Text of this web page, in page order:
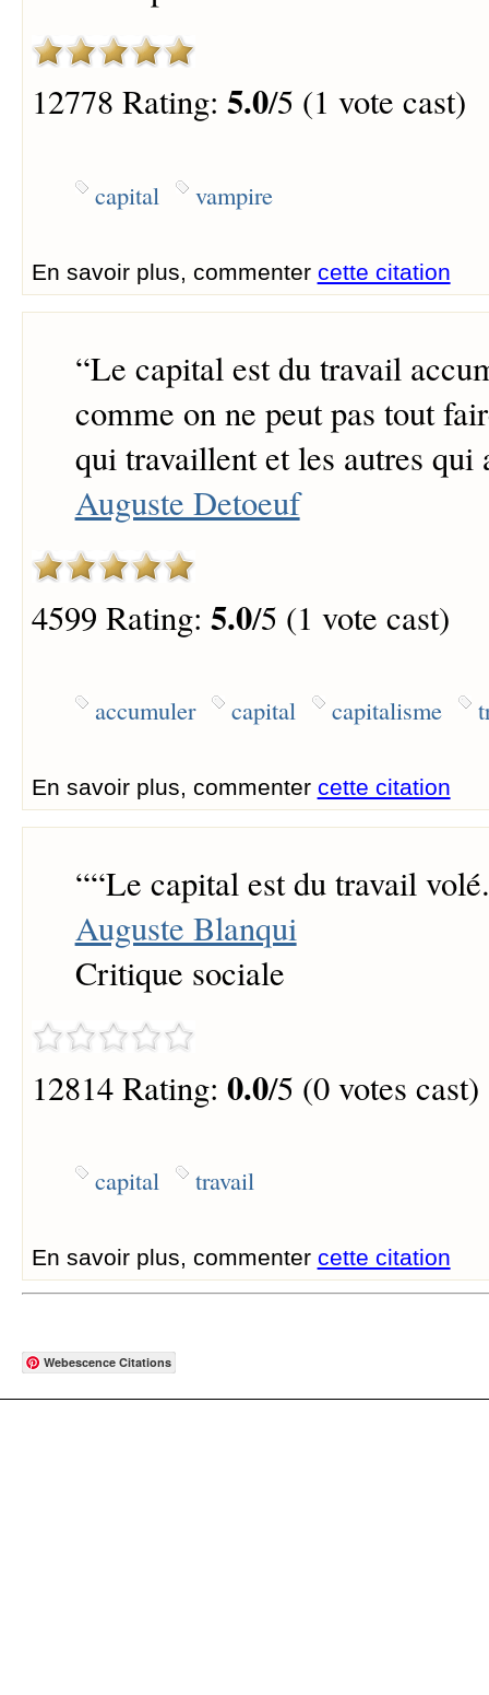
12778 Rating: 5.0/5 (1 vote cast)
capital vampire
En savoir plus, commenter cette citation
“Le capital est du travail
comme on ne peut pas tout
qui travaillent et les autres qui
Auguste Detoeuf
4599 Rating: 5.0/5 (1 vote cast)
accumuler capital capitalisme
En savoir plus, commenter cette citation
““Le capital est du travail volé.
Auguste Blanqui
Critique sociale
12814 Rating: 0.0/5 (0 votes cast)
capital travail
En savoir plus, commenter cette citation
Webescence Citations